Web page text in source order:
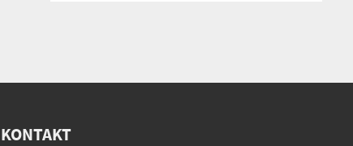
KONTAKT